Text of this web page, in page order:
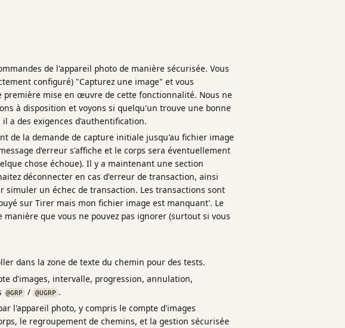
de l'appareil photo de manière sécurisée. Vous
configuré) "Capturez une image" et vous
mise en œuvre de cette fonctionnalité. Nous ne
à disposition et voyons si quelqu'un trouve une bonne
a des exigences d'authentification.
de la demande de capture initiale jusqu'au fichier image
d'erreur s'affiche et le corps sera éventuellement
chose échoue). Il y a maintenant une section
déconnecter en cas d'erreur de transaction, ainsi
simuler un échec de transaction. Les transactions sont
sur Tirer mais mon fichier image est manquant'. Le
que vous ne pouvez pas ignorer (surtout si vous
dans la zone de texte du chemin pour des tests.
d'images, intervalle, progression, annulation,
@GRP / @UGRP .
l'appareil photo, y compris le compte d'images
le regroupement de chemins, et la gestion sécurisée